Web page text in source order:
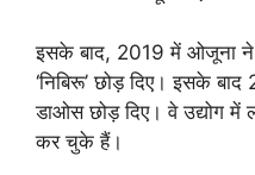
इसके बाद, 2019 में ओजूना
‘निबिरू’ छोड़ दिए। इसके
डाओस छोड़ दिए। वे उद्योग में
कर चुके हैं।